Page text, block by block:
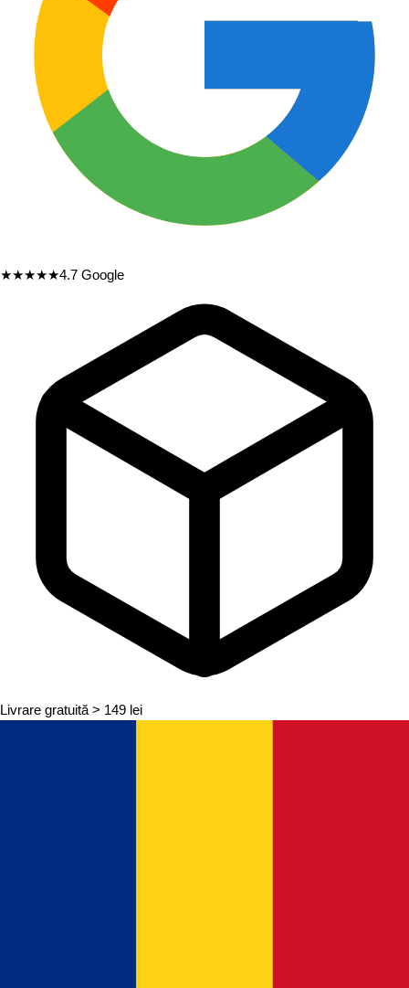
★★★★★4.7 Google
Livrare gratuită > 149 lei